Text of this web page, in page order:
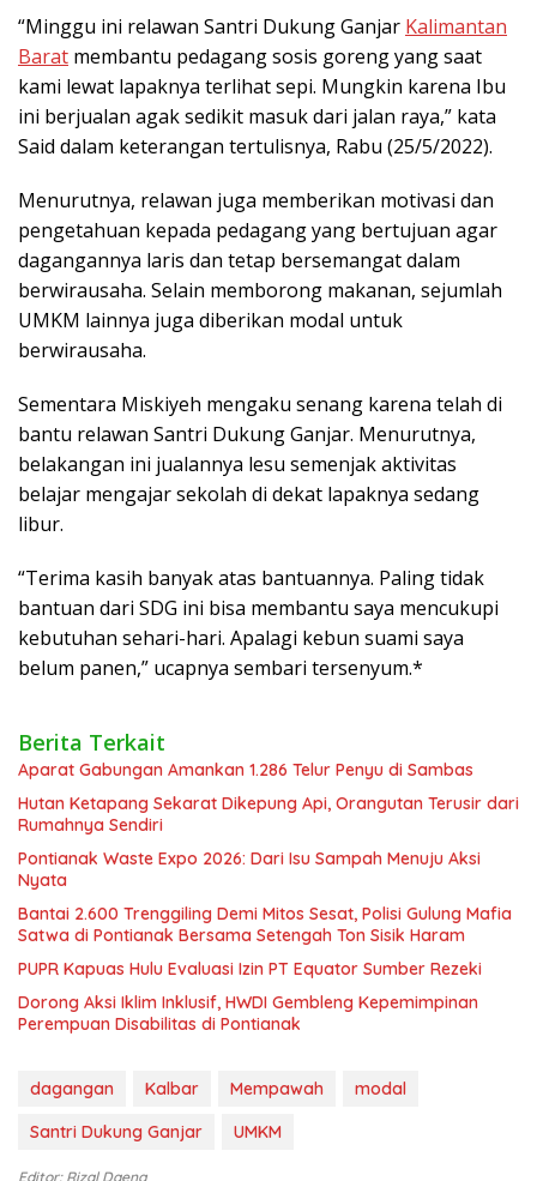
“Minggu ini relawan Santri Dukung Ganjar Kalimantan
Barat membantu pedagang sosis goreng yang saat
kami lewat lapaknya terlihat sepi. Mungkin karena Ibu
ini berjualan agak sedikit masuk dari jalan raya,” kata
Said dalam keterangan tertulisnya, Rabu (25/5/2022).
Menurutnya, relawan juga memberikan motivasi dan
pengetahuan kepada pedagang yang bertujuan agar
dagangannya laris dan tetap bersemangat dalam
berwirausaha. Selain memborong makanan, sejumlah
UMKM lainnya juga diberikan modal untuk
berwirausaha.
Sementara Miskiyeh mengaku senang karena telah di
bantu relawan Santri Dukung Ganjar. Menurutnya,
belakangan ini jualannya lesu semenjak aktivitas
belajar mengajar sekolah di dekat lapaknya sedang
libur.
“Terima kasih banyak atas bantuannya. Paling tidak
bantuan dari SDG ini bisa membantu saya mencukupi
kebutuhan sehari-hari. Apalagi kebun suami saya
belum panen,” ucapnya sembari tersenyum.*
Berita Terkait
Aparat Gabungan Amankan 1.286 Telur Penyu di Sambas
Hutan Ketapang Sekarat Dikepung Api, Orangutan Terusir dari
Rumahnya Sendiri
Pontianak Waste Expo 2026: Dari Isu Sampah Menuju Aksi
Nyata
Bantai 2.600 Trenggiling Demi Mitos Sesat, Polisi Gulung Mafia
Satwa di Pontianak Bersama Setengah Ton Sisik Haram
PUPR Kapuas Hulu Evaluasi Izin PT Equator Sumber Rezeki
Dorong Aksi Iklim Inklusif, HWDI Gembleng Kepemimpinan
Perempuan Disabilitas di Pontianak
dagangan Kalbar Mempawah
modal
Santri Dukung Ganjar
UMKM
Editor: Rizal Daeng